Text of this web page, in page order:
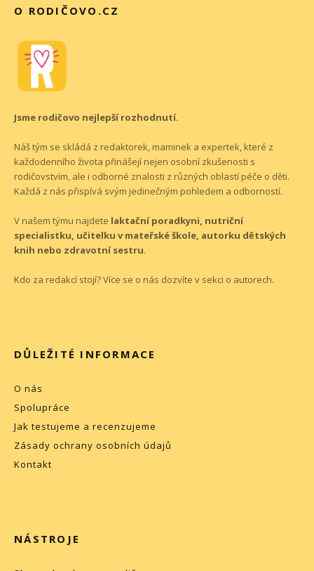
O RODIČOVO.CZ
Jsme rodičovo nejlepší rozhodnutí.
Náš tým se skládá z redaktorek, maminek a expertek, které z
každodenního života přinášejí nejen osobní zkušenosti s
rodičovstvím, ale i odborné znalosti z různých oblastí péče o děti.
Každá z nás přispívá svým jedinečným pohledem a odborností.
V našem týmu najdete laktační poradkyni, nutriční
specialistku, učitelku v mateřské škole, autorku dětských
knih nebo zdravotní sestru.
Kdo za redakcí stojí? Více se o nás dozvíte v sekci o autorech.
DŮLEŽITÉ INFORMACE
O nás
Spolupráce
Jak testujeme a recenzujeme
Zásady ochrany osobních údajů
Kontakt
NÁSTROJE